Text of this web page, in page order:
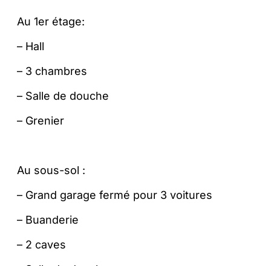
Au 1er étage:
– Hall
– 3 chambres
– Salle de douche
– Grenier
Au sous-sol :
– Grand garage fermé pour 3 voitures
– Buanderie
– 2 caves